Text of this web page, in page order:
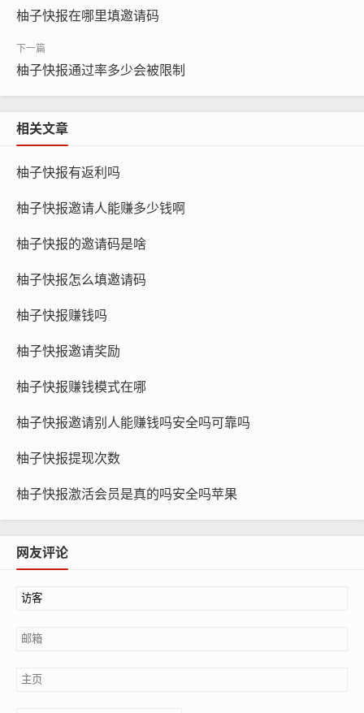
柚子快报在哪里填邀请码
柚子快报通过率多少会被限制
相关文章
柚子快报有返利吗
柚子快报邀请人能赚多少钱啊
柚子快报的邀请码是啥
柚子快报怎么填邀请码
柚子快报赚钱吗
柚子快报邀请奖励
柚子快报赚钱模式在哪
柚子快报邀请别人能赚钱吗安全吗可靠吗
柚子快报提现次数
柚子快报激活会员是真的吗安全吗苹果
网友评论